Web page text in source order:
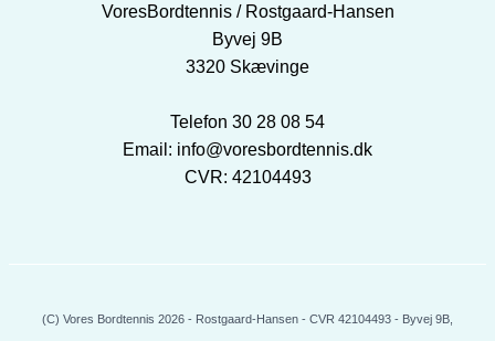
VoresBordtennis / Rostgaard-Hansen
Byvej 9B
3320 Skævinge
Telefon 30 28 08 54
Email: info@voresbordtennis.dk
CVR: 42104493
(C) Vores Bordtennis 2026 - Rostgaard-Hansen - CVR 42104493 - Byvej 9B,